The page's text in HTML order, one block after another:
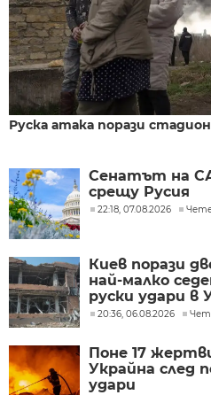
Руска атака порази
Сенатът на
срещу Русия
22:18, 07.08.2026 Чете
Киев порази
най-малко
руски удари в
20:36, 06.08.2026
Поне 17
Украйна след
удари